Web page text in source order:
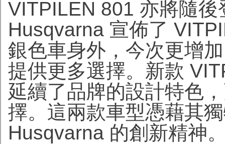
VITPILEN 801 亦將隨
Husqvarna 宣佈了
銀色車身外，今次更增
提供更多選擇。新款
延續了品牌的設計特色
擇。這兩款車型憑藉其
Husqvarna 的創新精神